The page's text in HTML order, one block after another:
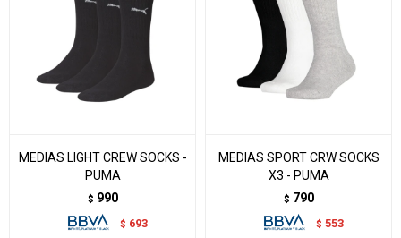
MEDIAS LIGHT CREW SOCKS -
PUMA
$ 990
$ 693
MEDIAS SPORT CRW SOCKS
X3 - PUMA
$ 790
$ 553